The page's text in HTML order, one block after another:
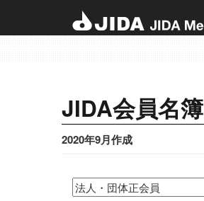
JIDA会員名簿
2020年9月作成